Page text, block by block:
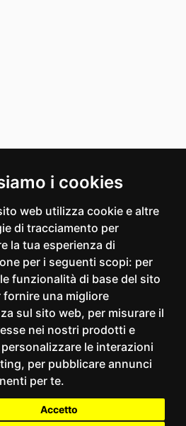
i cookies
web utilizza cookie e altre
di tracciamento per
la tua esperienza di
per i seguenti scopi: per
funzionalità di base del sito
fornire una migliore
sul sito web, per misurare il
nei nostri prodotti e
le interazioni
, per pubblicare annunci
per te.
Accetto